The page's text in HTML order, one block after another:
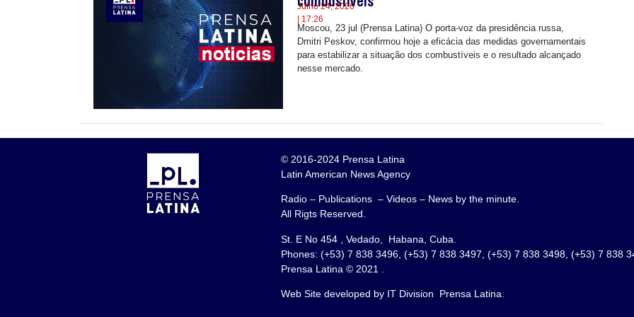
Julho 24, 2026
| 17:26
Moscou, 23 jul (Prensa Latina) O porta-voz da presidência russa,
Dmitri Peskov, confirmou hoje a eficácia das medidas governamentais
para estabilizar a situação dos combustíveis e o resultado alcançado
nesse mercado.
© 2016-2024 Prensa Latina
Latin American News Agency
Radio – Publications – Videos – News by the minute.
All Rigts Reserved.
St. E No 454 , Vedado, Habana, Cuba.
Phones: (+53) 7 838 3496, (+53) 7 838 3497, (+53) 7 838 3498, (+53) 7 838
Prensa Latina © 2021 .
Web Site developed by IT Division Prensa Latina.